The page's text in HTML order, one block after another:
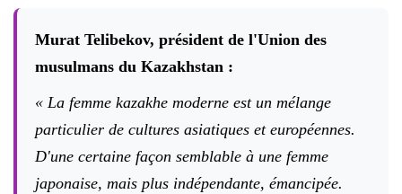
Murat Telibekov, président de l'Union des
musulmans du Kazakhstan :
« La femme kazakhe moderne est un mélange
particulier de cultures asiatiques et européennes.
D'une certaine façon semblable à une femme
japonaise, mais plus indépendante, émancipée.